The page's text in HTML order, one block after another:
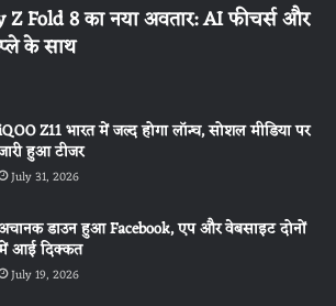
Fold 8 का नया अवतार: AI फीचर्स और
के साथ
Z11 भारत में जल्द होगा लॉन्च, सोशल मीडिया पर
हुआ टीजर
July 31, 2026
डाउन हुआ Facebook, एप और वेबसाइट दोनों
आई दिक्कत
July 19, 2026